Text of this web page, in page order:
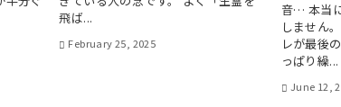
飛ば...
February 25, 2025
音… 本当
しません
レが最後
っぱり繰...
June 12,